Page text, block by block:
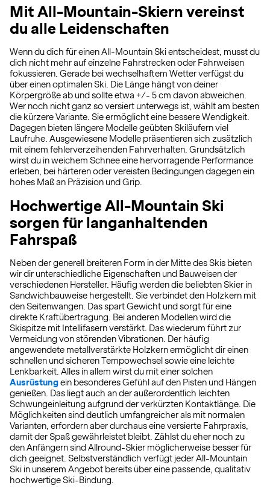
Mit All-Mountain-Skiern vereinst
du alle Leidenschaften
Wenn du dich für einen All-Mountain Ski entscheidest, musst du
dich nicht mehr auf einzelne Fahrstrecken oder Fahrweisen
fokussieren. Gerade bei wechselhaftem Wetter verfügst du
über einen optimalen Ski. Die Länge hängt von deiner
Körpergröße ab und sollte etwa +/- 5 cm davon abweichen.
Wer noch nicht ganz so versiert unterwegs ist, wählt am besten
die kürzere Variante. Sie ermöglicht eine bessere Wendigkeit.
Dagegen bieten längere Modelle geübten Skiläufern viel
Laufruhe. Ausgewiesene Modelle präsentieren sich zusätzlich
mit einem fehlerverzeihenden Fahrverhalten. Grundsätzlich
wirst du in weichem Schnee eine hervorragende Performance
erleben, bei härteren oder vereisten Bedingungen dagegen ein
hohes Maß an Präzision und Grip.
Hochwertige All-Mountain Ski
sorgen für langanhaltenden
Fahrspaß
Neben der generell breiteren Form in der Mitte des Skis bieten
wir dir unterschiedliche Eigenschaften und Bauweisen der
verschiedenen Hersteller. Häufig werden die beliebten Skier in
Sandwichbauweise hergestellt. Sie verbindet den Holzkern mit
den Seitenwangen. Das spart Gewicht und sorgt für eine
direkte Kraftübertragung. Bei anderen Modellen wird die
Skispitze mit Intellifasern verstärkt. Das wiederum führt zur
Vermeidung von störenden Vibrationen. Der häufig
angewendete metallverstärkte Holzkern ermöglicht dir einen
schnellen und sicheren Tempowechsel sowie eine leichte
Lenkbarkeit. Alles in allem wirst du mit einer solchen
Ausrüstungein besonderes Gefühl auf den Pisten und Hängen
genießen. Das liegt auch an der außerordentlich leichten
Schwungeinleitung aufgrund der verkürzten Kontaktlänge. Die
Möglichkeiten sind deutlich umfangreicher als mit normalen
Varianten, erfordern aber durchaus eine versierte Fahrpraxis,
damit der Spaß gewährleistet bleibt. Zählst du eher noch zu
den Anfängern sind Allround-Skier möglicherweise besser für
dich geeignet. Selbstverständlich verfügt jeder All-Mountain
Ski in unserem Angebot bereits über eine passende, qualitativ
hochwertige Ski-Bindung.